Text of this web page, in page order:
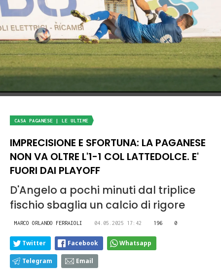
CASA PAGANESE | LE ULTIME
IMPRECISIONE E SFORTUNA: LA PAGANESE
NON VA OLTRE L'1-1 COL LATTEDOLCE. E'
FUORI DAI PLAYOFF
D'Angelo a pochi minuti dal triplice
fischio sbaglia un calcio di rigore
MARCO ORLANDO FERRAIOLI 04.05.2025 17:42 196 0
Twitter Facebook Whatsapp
Telegram Email